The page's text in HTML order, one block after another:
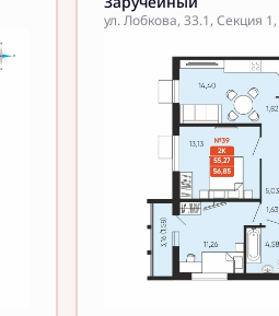
ул. Лобкова, 33.1, Секция